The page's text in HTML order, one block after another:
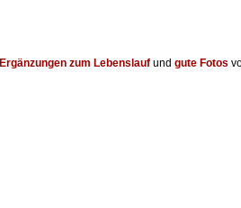
Ergänzungen zum Lebenslaufund gute Fotos